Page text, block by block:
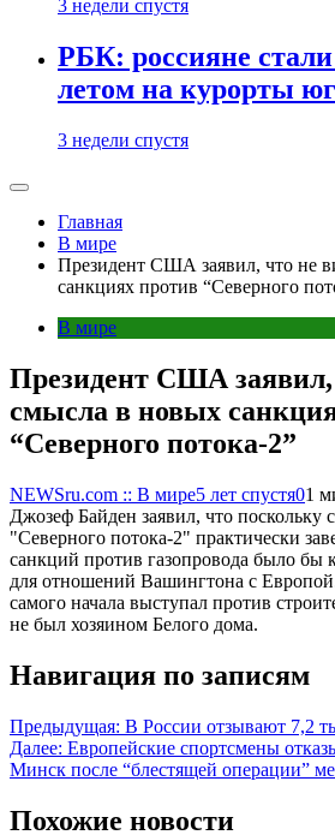
3 недели спустя
РБК: россияне
летом на курорты
3 недели спустя
Главная
В мире
Президент США заявил, что не
санкциях против “Северного
В мире
Президент США заявил,
смысла в новых
“Северного потока-2”
NEWSru.com :: В мире5 лет спустя01
Джозеф Байден заявил, что поскольку
"Северного потока-2" практически
санкций против газопровода было бы
для отношений Вашингтона с
самого начала выступал против
не был хозяином Белого дома.
Навигация по записям
Предыдущая: В России отзывают 7,2
Далее: Европейские спортсмены
Минск после “блестящей операции”
Похожие новости